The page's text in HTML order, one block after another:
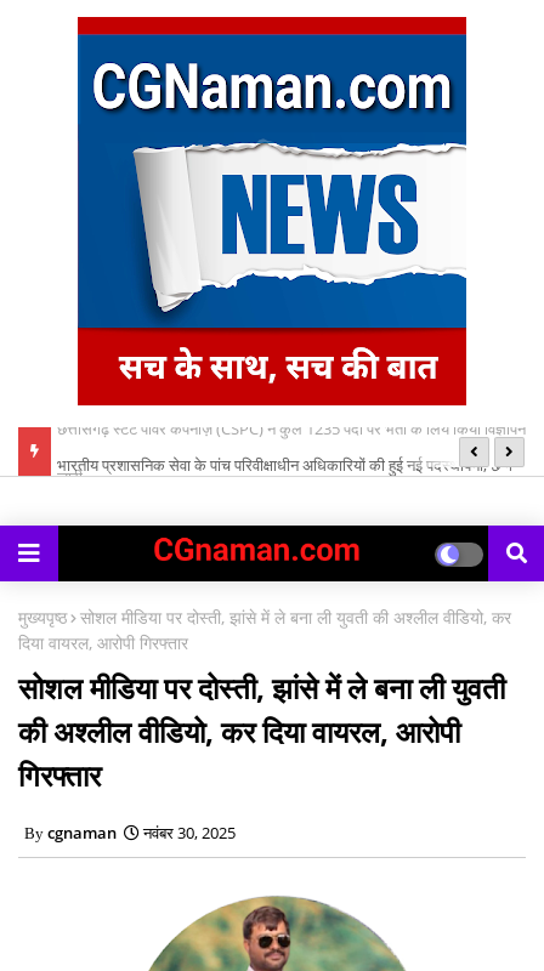
भारतीय प्रशासनिक सेवा के पांच परिवीक्षाधीन अधिकारियों की हुई नई पदस्थापना, छ ग
मुख्यपृष्ठ सोशल मीडिया पर दोस्ती, झांसे में ले बना ली युवती की अश्लील वीडियो, कर
दिया वायरल, आरोपी गिरफ्तार
सोशल मीडिया पर दोस्ती, झांसे में ले बना ली युवती
की अश्लील वीडियो, कर दिया वायरल, आरोपी
गिरफ्तार
cgnaman नवंबर 30, 2025